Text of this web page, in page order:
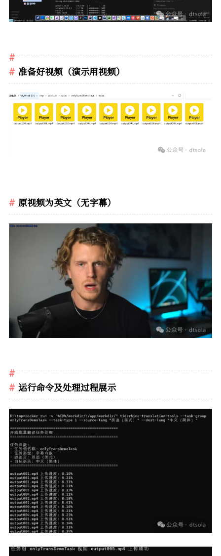
准备好视频（演示用视频）
原视频为英文（无字幕）
运行命令及处理过程展示